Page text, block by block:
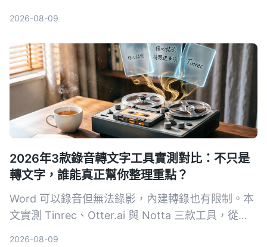
程與訪談錄音。
2026-08-09
2026年3款錄音轉文字工具實測對比：不只是
轉文字，誰能真正幫你整理重點？
Word 可以錄音但無法錄影，內建轉錄也有限制。本
文實測 Tinrec、Otter.ai 與 Notta 三款工具，從輸
2026-08-09